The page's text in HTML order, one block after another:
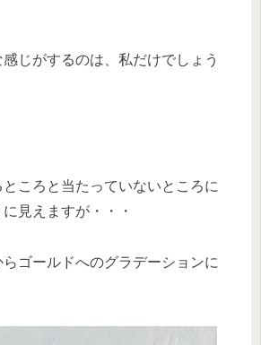
じがするのは、私だけでしょう
ころと当たっていないところに
見えますが・・・
ゴールドへのグラデーションに